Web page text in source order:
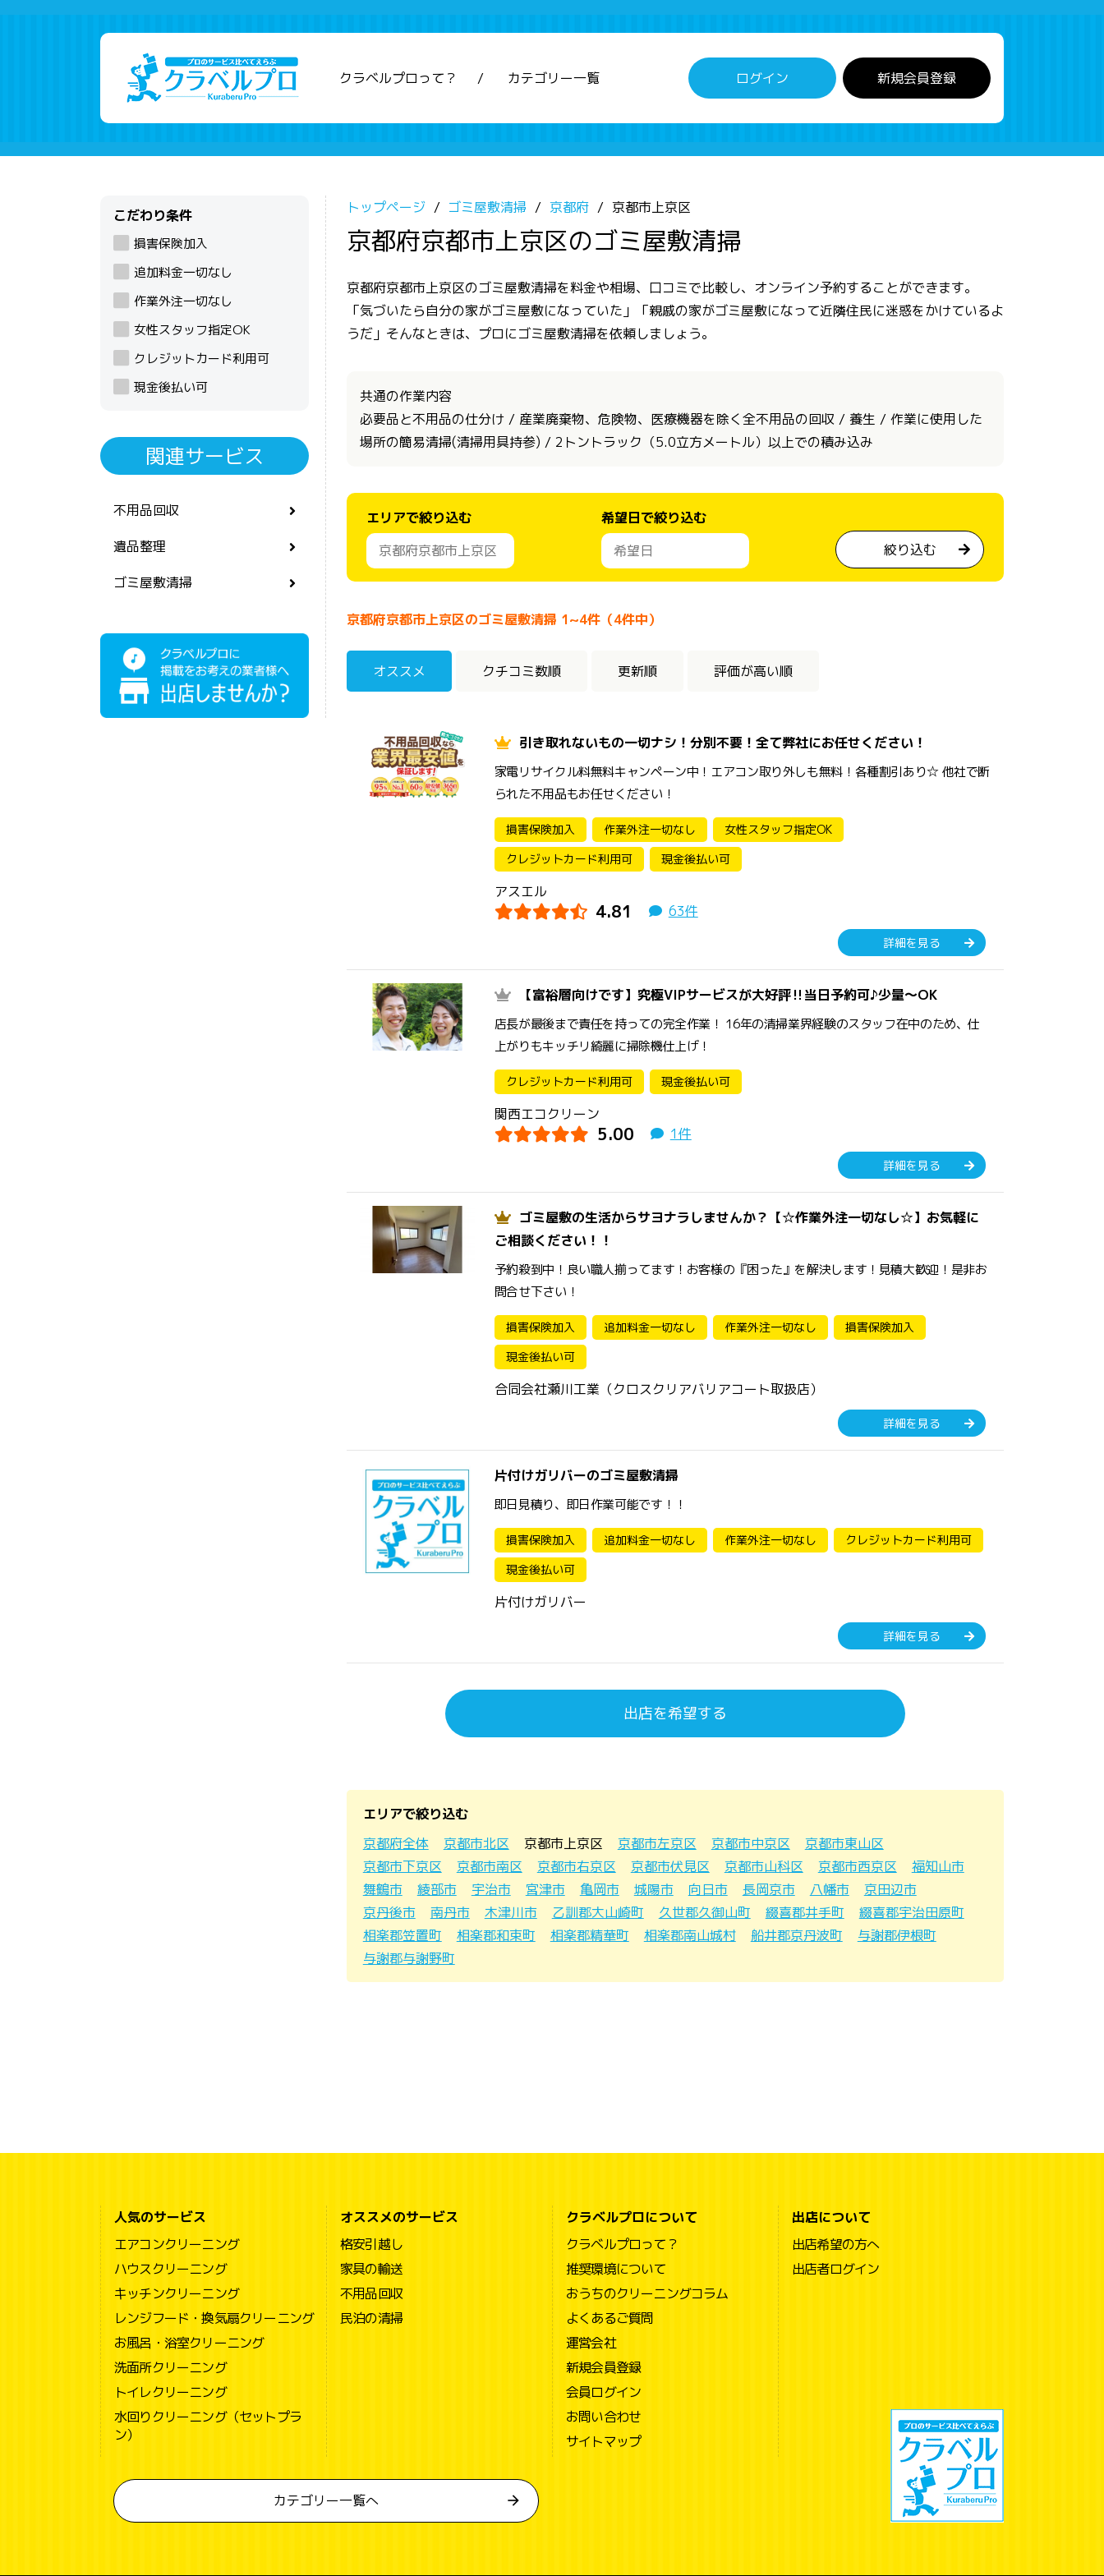
クラベルプロって？ カテゴリー一覧 ログイン 新規会員登録
トップページ ゴミ屋敷清掃 京都府 京都市上京区
京都府京都市上京区のゴミ屋敷清掃
京都府京都市上京区のゴミ屋敷清掃を料金や相場、口コミで比較し、オンライン予約することができます。
「気づいたら自分の家がゴミ屋敷になっていた」「親戚の家がゴミ屋敷になって近隣住民に迷惑をかけているよ
うだ」そんなときは、プロにゴミ屋敷清掃を依頼しましょう。
共通の作業内容
必要品と不用品の仕分け / 産業廃棄物、危険物、医療機器を除く全不用品の回収 / 養生 / 作業に使用した
場所の簡易清掃(清掃用具持参) / 2トントラック（5.0立方メートル）以上での積み込み
エリアで絞り込む
希望日で絞り込む
絞り込む
京都府京都市上京区のゴミ屋敷清掃 1~4件（4件中）
オススメ クチコミ数順 更新順 評価が高い順
引き取れないもの一切ナシ！分別不要！全て弊社にお任せください！
家電リサイクル料無料キャンペーン中！エアコン取り外しも無料！各種割引あり☆ 他社で断
られた不用品もお任せください！
損害保険加入 作業外注一切なし
女性スタッフ指定OK
クレジットカード利用可
現金後払い可
アスエル
4.81 63件
詳細を見る
【富裕層向けです】究極VIPサービスが大好評‼︎当日予約可♪少量〜OK
店長が最後まで責任を持っての完全作業！ 16年の清掃業界経験のスタッフ在中のため、仕
上がりもキッチリ綺麗に掃除機仕上げ！
クレジットカード利用可 現金後払い可
関西エコクリーン
5.00 1件
詳細を見る
ゴミ屋敷の生活からサヨナラしませんか？【☆作業外注一切なし☆】お気軽に
ご相談ください！！
予約殺到中！良い職人揃ってます！お客様の『困った』を解決します！見積大歓迎！是非お
問合せ下さい！
損害保険加入 追加料金一切なし 作業外注一切なし
損害保険加入
現金後払い可
合同会社瀬川工業（クロスクリアバリアコート取扱店）
詳細を見る
片付けガリバーのゴミ屋敷清掃
即日見積り、即日作業可能です！！
損害保険加入 追加料金一切なし 作業外注一切なし
クレジットカード利用可
現金後払い可
片付けガリバー
詳細を見る
出店を希望する
エリアで絞り込む
京都府全体
京都市北区 京都市上京区 京都市左京区 京都市中京区
京都市東山区
京都市下京区
京都市南区 京都市右京区 京都市伏見区 京都市山科区 京都市西京区
福知山市
舞鶴市
綾部市 宇治市 宮津市 亀岡市 城陽市 向日市 長岡京市 八幡市
京田辺市
京丹後市
南丹市 木津川市 乙訓郡大山崎町 久世郡久御山町 綴喜郡井手町
綴喜郡宇治田原町
相楽郡笠置町
相楽郡和束町 相楽郡精華町 相楽郡南山城村 船井郡京丹波町
与謝郡伊根町
与謝郡与謝野町
こだわり条件
損害保険加入
追加料金一切なし
作業外注一切なし
女性スタッフ指定OK
クレジットカード利用可
現金後払い可
関連サービス
不用品回収
遺品整理
ゴミ屋敷清掃
人気のサービス
エアコンクリーニング
ハウスクリーニング
キッチンクリーニング
レンジフード・換気扇クリーニング
お風呂・浴室クリーニング
洗面所クリーニング
トイレクリーニング
水回りクリーニング（セットプラ
ン）
オススメのサービス
格安引越し
家具の輸送
不用品回収
民泊の清掃
クラベルプロについて
クラベルプロって？
推奨環境について
おうちのクリーニングコラム
よくあるご質問
運営会社
新規会員登録
会員ログイン
お問い合わせ
サイトマップ
出店について
出店希望の方へ
出店者ログイン
カテゴリー一覧へ